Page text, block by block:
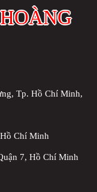
Tp. Hồ Chí Minh,
Chí Minh
7, Hồ Chí Minh